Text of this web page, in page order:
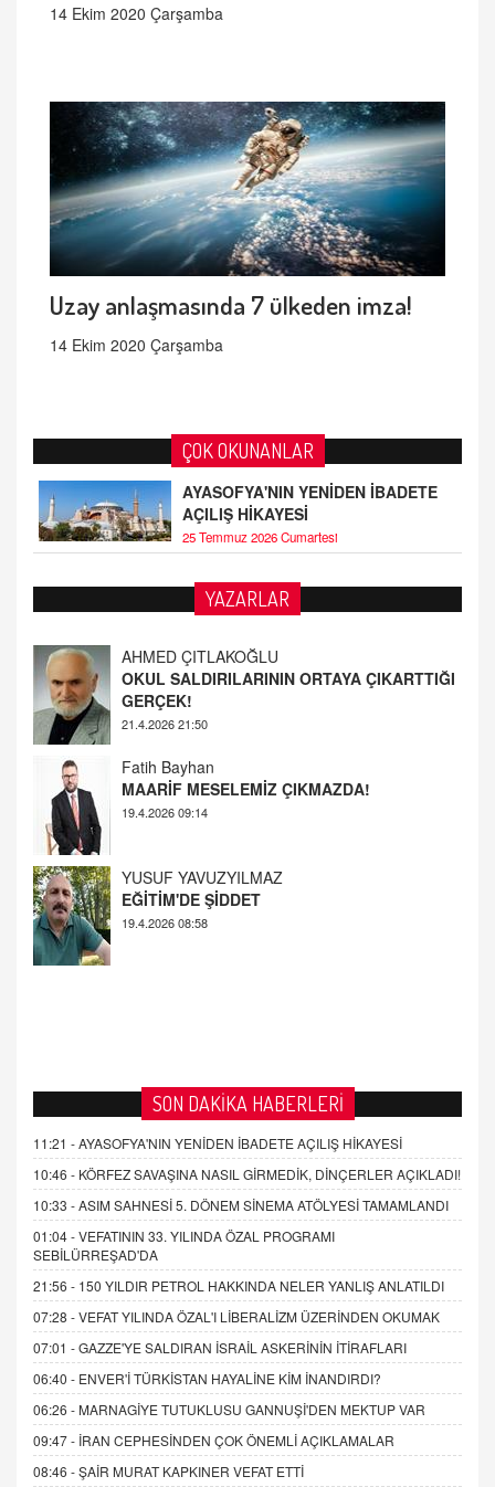
14 Ekim 2020 Çarşamba
Uzay anlaşmasında 7 ülkeden imza!
14 Ekim 2020 Çarşamba
ÇOK OKUNANLAR
AYASOFYA'NIN YENİDEN İBADETE
AÇILIŞ HİKAYESİ
25 Temmuz 2026 Cumartesi
YAZARLAR
OKUL SALDIRILARININ ORTAYA ÇIKARTTIĞI
GERÇEK!
21.4.2026 21:50
MAARİF MESELEMİZ ÇIKMAZDA!
19.4.2026 09:14
EĞİTİM'DE ŞİDDET
19.4.2026 08:58
SON DAKİKA HABERLERİ
11:21 -AYASOFYA'NIN YENİDEN İBADETE AÇILIŞ HİKAYESİ
10:46 - KÖRFEZ SAVAŞINA NASIL GİRMEDİK, DİNÇERLER AÇIKLADI!
10:33 -ASIM SAHNESİ 5. DÖNEM SİNEMA ATÖLYESİ TAMAMLANDI
01:04 -VEFATININ 33. YILINDA ÖZAL PROGRAMI
SEBİLÜRREŞAD'DA
21:56 - 150 YILDIR PETROL HAKKINDA NELER YANLIŞ ANLATILDI
07:28 -VEFAT YILINDA ÖZAL'I LİBERALİZM ÜZERİNDEN OKUMAK
07:01 -GAZZE'YE SALDIRAN İSRAİL ASKERİNİN İTİRAFLARI
06:40 - ENVER'İ TÜRKİSTAN HAYALİNE KİM İNANDIRDI?
06:26 - MARNAGİYE TUTUKLUSU GANNUŞİ'DEN MEKTUP VAR
09:47 - İRAN CEPHESİNDEN ÇOK ÖNEMLİ AÇIKLAMALAR
08:46 -ŞAİR MURAT KAPKINER VEFAT ETTİ